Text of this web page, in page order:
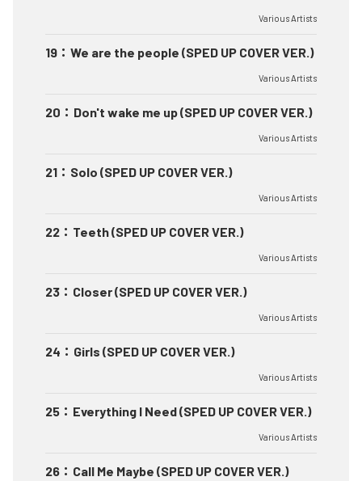
Various Artists
19 ： We are the people (SPED UP COVER VER.)
Various Artists
20 ： Don't wake me up (SPED UP COVER VER.)
Various Artists
21 ： Solo (SPED UP COVER VER.)
Various Artists
22 ： Teeth (SPED UP COVER VER.)
Various Artists
23 ： Closer (SPED UP COVER VER.)
Various Artists
24 ： Girls (SPED UP COVER VER.)
Various Artists
25 ： Everything I Need (SPED UP COVER VER.)
Various Artists
26 ： Call Me Maybe (SPED UP COVER VER.)